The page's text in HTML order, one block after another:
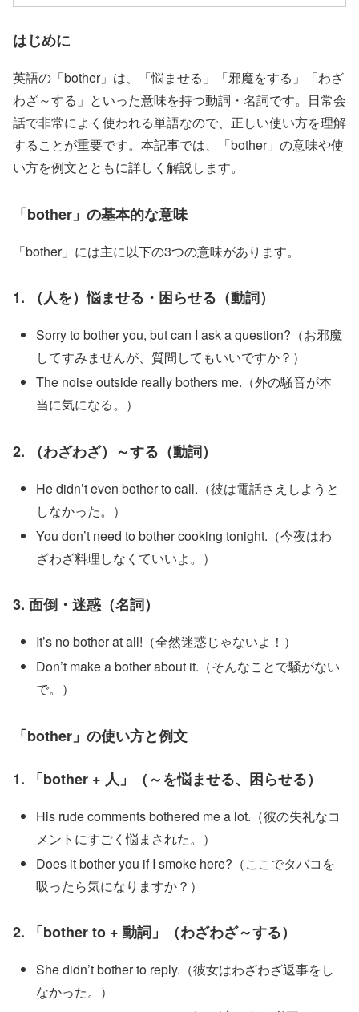
はじめに
英語の「bother」は、「悩ませる」「邪魔をする」「わざ
わざ～する」といった意味を持つ動詞・名詞です。日常会
話で非常によく使われる単語なので、正しい使い方を理解
することが重要です。本記事では、「bother」の意味や使
い方を例文とともに詳しく解説します。
「bother」の基本的な意味
「bother」には主に以下の3つの意味があります。
1. （人を）悩ませる・困らせる（動詞）
Sorry to bother you, but can I ask a question?（お邪魔
してすみませんが、質問してもいいですか？）
The noise outside really bothers me.（外の騒音が本
当に気になる。）
2. （わざわざ）～する（動詞）
He didn’t even bother to call.（彼は電話さえしようと
しなかった。）
You don’t need to bother cooking tonight.（今夜はわ
ざわざ料理しなくていいよ。）
3. 面倒・迷惑（名詞）
It’s no bother at all!（全然迷惑じゃないよ！）
Don’t make a bother about it.（そんなことで騒がない
で。）
「bother」の使い方と例文
1. 「bother + 人」（～を悩ませる、困らせる）
His rude comments bothered me a lot.（彼の失礼なコ
メントにすごく悩まされた。）
Does it bother you if I smoke here?（ここでタバコを
吸ったら気になりますか？）
2. 「bother to + 動詞」（わざわざ～する）
She didn’t bother to reply.（彼女はわざわざ返事をし
なかった。）